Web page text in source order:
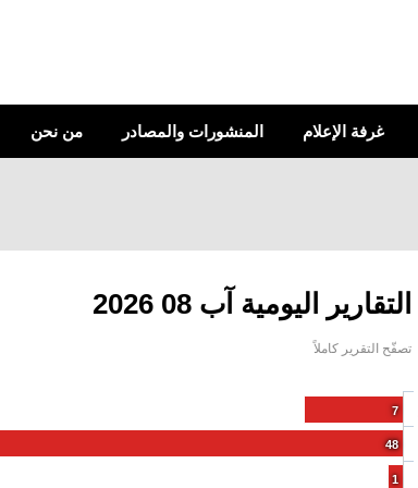
غرفة الإعلام المنشورات والمصادر من نحن
التقارير اليومية آب 08 2026
تصفّح التقرير كاملاً
7
48
1